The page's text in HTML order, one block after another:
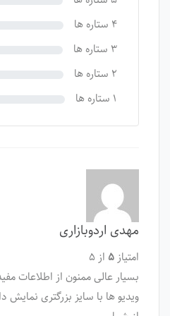
۴ ستاره ها
۳ ستاره ها
۲ ستاره ها
۱ ستاره ها
مهدی اردوبازاری
امتیاز۵ از ۵
بسیار عالی ممنون از اطلاعات
ویدیو ها با سایز بزرگتری نمایش